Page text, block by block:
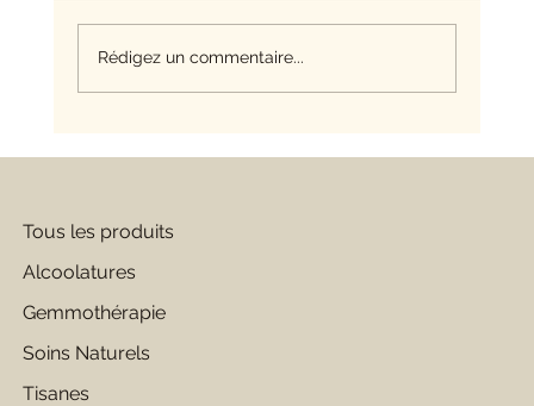
Rédigez un commentaire...
Tous les produits
Alcoolatures
Gemmothérapie
Soins Naturels
Tisanes